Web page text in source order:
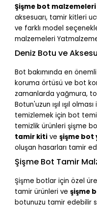
Şişme bot malzemeleri
aksesuarı, tamir kitleri
ve farklı model
malzemeleri
Deniz Botu ve
Bot bakımında en
koruma örtüsü ve bot
zamanlarda yağmura,
Botun'uzun ışıl ışıl
temizlemek için bot
temizlik ürünleri şişme
tamir kiti ve şişme bot
oluşan hasarları tamir
Şişme Bot Tamir
Şişme botlar için özel
tamir ürünleri ve şişme
botunuzu tamir edebilir